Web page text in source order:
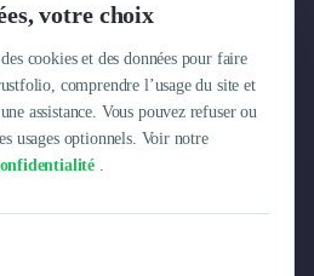
votre choix
cookies et des données pour faire
comprendre l’usage du site et
assistance. Vous pouvez refuser ou
usages optionnels. Voir notre
.